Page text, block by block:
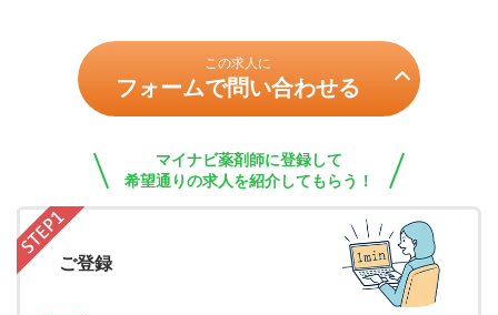
この求人に
フォームで問い合わせる
マイナビ薬剤師に登録して
希望通りの求人を紹介してもらう！
ご登録